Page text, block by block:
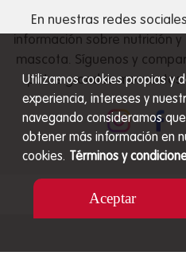
Utilizamos cookies propias y
experiencia, intereses y
navegando consideramos
obtener más información en
cookies. Términos y
Aceptar
En nuestras redes
información sobre nutrición
mascota. Síguenos y
patas grandes momentos